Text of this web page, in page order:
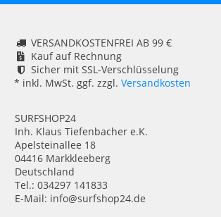
VERSANDKOSTENFREI AB 99 €
Kauf auf Rechnung
Sicher mit SSL-Verschlüsselung
* inkl. MwSt. ggf. zzgl. Versandkosten
SURFSHOP24
Inh. Klaus Tiefenbacher e.K.
Apelsteinallee 18
04416 Markkleeberg
Deutschland
Tel.: 034297 141833
E-Mail: info@surfshop24.de